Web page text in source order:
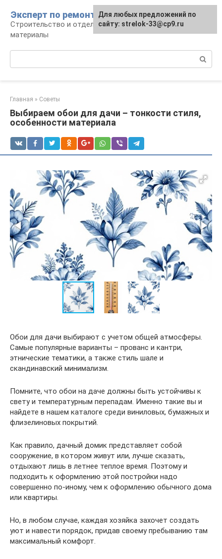
контенту
Эксперт по ремонту
Строительство и отделка: работы и
материалы
Главная » Советы
Выбираем обои для дачи – тонкости стиля,
особенности материала
Обои для дачи выбирают с учетом общей атмосферы.
Самые популярные варианты – прованс и кантри,
этнические тематики, а также стиль шале и
скандинавский минимализм.
Помните, что обои на даче должны быть устойчивы к
свету и температурным перепадам. Именно такие вы и
найдете в нашем каталоге среди виниловых, бумажных и
флизелиновых покрытий.
Как правило, дачный домик представляет собой
сооружение, в котором живут или, лучше сказать,
отдыхают лишь в летнее теплое время. Поэтому и
подходить к оформлению этой постройки надо
совершенно по-иному, чем к оформлению обычного дома
или квартиры.
Но, в любом случае, каждая хозяйка захочет создать
уют и навести порядок, придав своему пребыванию там
максимальный комфорт.
Для любых предложений по
сайту: strelok-33@cp9.ru
Для любых предложений по
сайту: strelok-33@cp9.ru